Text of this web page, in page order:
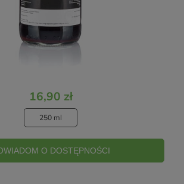
16,90 zł
250 ml
O DOSTĘPNOŚCI